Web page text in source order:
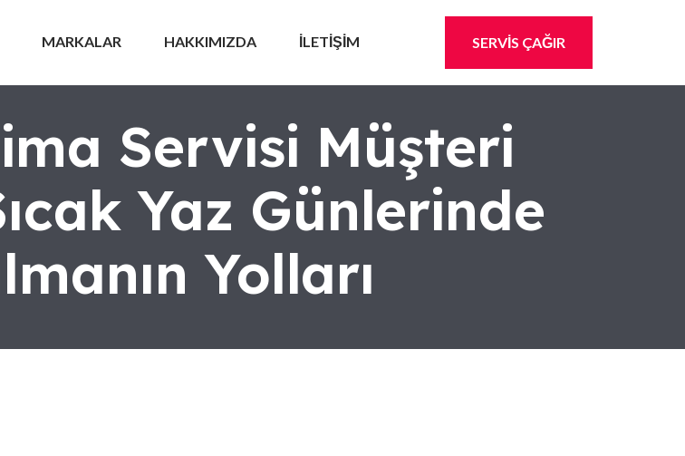
MARKALAR HAKKIMIZDA İLETİŞİM SERVİS ÇAĞIR
Servisi Müşteri
Yaz Günlerinde
Yolları